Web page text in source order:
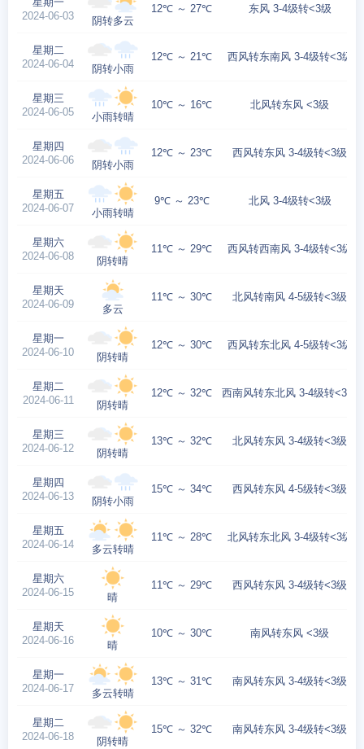
2024-06-03
阴转多云
12℃ ～ 27℃ 东风 3-4级转<3级
星期二
2024-06-04
阴转小雨
12℃ ～ 21℃ 西风转东南风 3-4级转<3级
星期三
2024-06-05
小雨转晴
10℃ ～ 16℃ 北风转东风 <3级
星期四
2024-06-06
阴转小雨
12℃ ～ 23℃ 西风转东风 3-4级转<3级
星期五
2024-06-07
小雨转晴
9℃ ～ 23℃ 北风 3-4级转<3级
星期六
2024-06-08
阴转晴
11℃ ～ 29℃ 西风转西南风 3-4级转<3级
星期天
2024-06-09
多云
11℃ ～ 30℃ 北风转南风 4-5级转<3级
星期一
2024-06-10
阴转晴
12℃ ～ 30℃ 西风转东北风 4-5级转<3级
星期二
2024-06-11
阴转晴
12℃ ～ 32℃ 西南风转东北风 3-4级转<3级
星期三
2024-06-12
阴转晴
13℃ ～ 32℃ 北风转东风 3-4级转<3级
星期四
2024-06-13
阴转小雨
15℃ ～ 34℃ 西风转东风 4-5级转<3级
星期五
2024-06-14
多云转晴
11℃ ～ 28℃ 北风转东北风 3-4级转<3级
星期六
2024-06-15
晴
11℃ ～ 29℃ 西风转东风 3-4级转<3级
星期天
2024-06-16
晴
10℃ ～ 30℃ 南风转东风 <3级
星期一
2024-06-17
多云转晴
13℃ ～ 31℃ 南风转东风 3-4级转<3级
星期二
2024-06-18
阴转晴
15℃ ～ 32℃ 南风转东风 3-4级转<3级